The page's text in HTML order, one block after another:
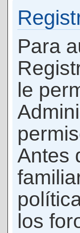
Para
le
Antes
los